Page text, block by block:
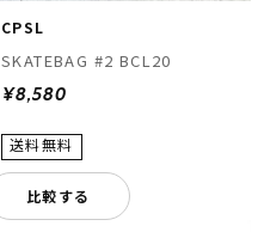
CPSL
SKATEBAG #2 BCL20
¥8,580
比較する